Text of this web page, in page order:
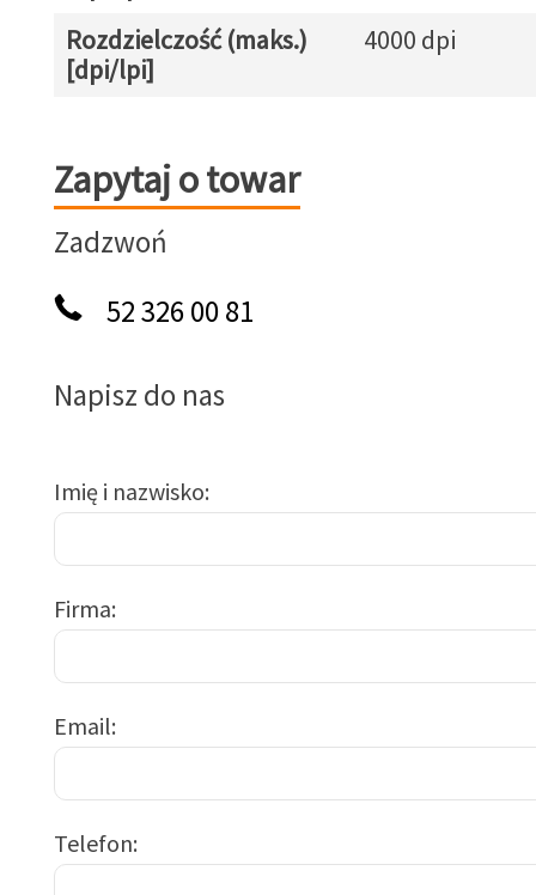
Rozdzielczość (maks.)
[dpi/lpi]
4000 dpi
Zapytaj o towar
Zapytaj o towar
Zadzwoń
52 326 00 81
Napisz do nas
Imię i nazwisko
Firma
Email
Telefon